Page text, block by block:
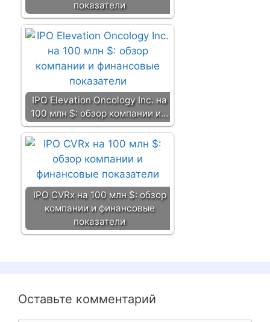
показатели
IPO Elevation Oncology Inc. на
100 млн $: обзор компании и…
IPO CVRx на 100 млн $: обзор
компании и финансовые
показатели
Оставьте комментарий